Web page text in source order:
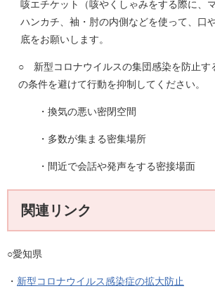
咳エチケット（咳やくしゃみをする際に、
ハンカチ、袖・肘の内側などを使って、口
底をお願いします。
○ 新型コロナウイルスの集団感染を防止す
の条件を避けて行動を抑制してください。
・換気の悪い密閉空間
・多数が集まる密集場所
・間近で会話や発声をする密接場面
関連リンク
○愛知県
・ 新型コロナウイルス感染症の拡大防止